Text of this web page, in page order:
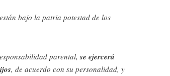
bajo la patria potestad de los
parental, se ejercerá
, de acuerdo con su personalidad, y